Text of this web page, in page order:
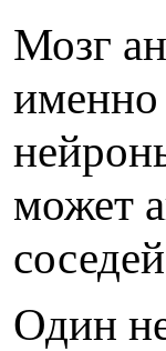
Мозг
именно
может
Один